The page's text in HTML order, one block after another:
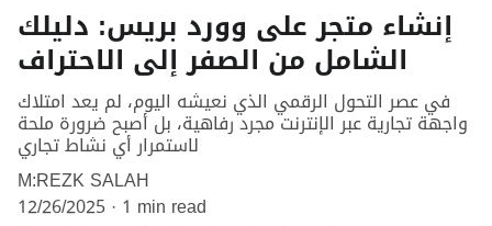
إنشاء متجر على وورد بريس: دليلك
الشامل من الصفر إلى الاحتراف
في عصر التحول الرقمي الذي نعيشه اليوم، لم يعد امتلاك
واجهة تجارية عبر الإنترنت مجرد رفاهية، بل أصبح ضرورة ملحة
لاستمرار أي نشاط تجاري
M:REZK SALAH
12/26/2025 1 min read